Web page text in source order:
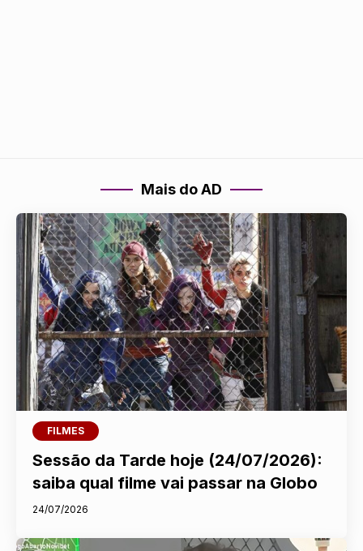
Mais do AD
FILMES
Sessão da Tarde hoje (24/07/2026):
saiba qual filme vai passar na Globo
24/07/2026